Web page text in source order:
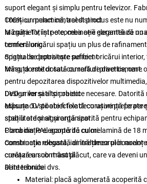
suport elegant și simplu pentru televizor.
100% cu melamină, acest produs este nu
la zgârieturi și pete, ceea ce îi garantează un
termen lung.
Creați un punct central distinct
Măsuța TV, într-o combinație elegantă de
conferă oricărui spațiu un plus de
original se potrivește perfect oricărui interior,
living, dormitor sau cameră de divertisment.
Spațiu de depozitare suficient
Măsuța este dotată cu rafturi practice, care
pentru depozitarea dispozitivelor
DVD-urilor și altor obiecte necesare.
expune cu stil obiectele decorative preferate
spațiu ordonat și organizat.
Design versatil și practic
Măsuța TV poate fi fixată cu ușurință pe
stabilitate și siguranță sporită pentru
Placa din PAL acoperită cu melamină de 18
construcție robustă, iar înălțimea picioarelor
curățarea sub măsuță.
Combinație elegantă de culori
Combinația elegantă dintre decorul în
creează un contrast plăcut, care va deveni
al interiorului dvs.
Date tehnice:
Material: placă aglomerată acoperită